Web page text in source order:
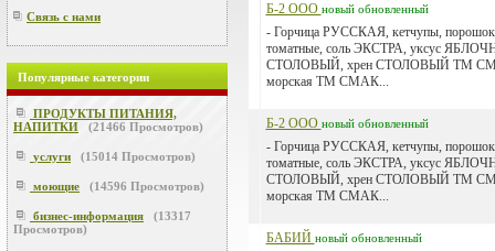
Связь с нами
Популярные категории
ПРОДУКТЫ ПИТАНИЯ,
НАПИТКИ
(21466 Просмотров)
услуги (15014 Просмотров)
моющие (14596 Просмотров)
бизнес-информация (13317
Просмотров)
Б-2 ООО новый обновленный
- Горчица РУССКАЯ, кетчупы, порошок
томатные, соль ЭКСТРА, уксус
СТОЛОВЫЙ, хрен СТОЛОВЫЙ ТМ
морская ТМ СМАК...
Б-2 ООО новый обновленный
- Горчица РУССКАЯ, кетчупы, порошок
томатные, соль ЭКСТРА, уксус
СТОЛОВЫЙ, хрен СТОЛОВЫЙ ТМ
морская ТМ СМАК...
БАБИЙ новый обновленный